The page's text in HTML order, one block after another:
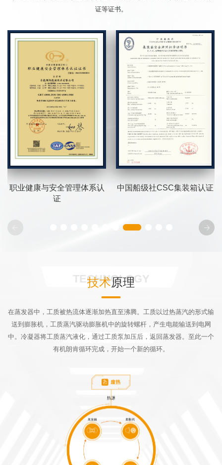
证等证书。
职业健康与安全管理体系认
证
中国船级社CSC集装箱认证
TECHNOLOGY
技术原理
在蒸发器中，工质被热流体逐渐加热直至沸腾。工质以过热蒸汽的形式输
送到膨胀机，工质蒸汽驱动膨胀机中的旋转螺杆，产生电能输送到电网
中。冷凝器将工质蒸汽液化，通过工质泵加压后，返回蒸发器。至此一个
有机朗肯循环完成，开始一个新的循环。